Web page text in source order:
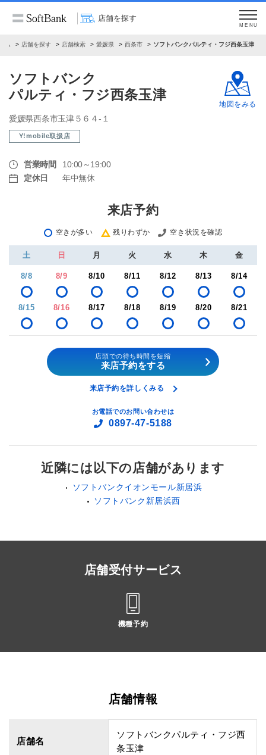
店舗を探す
MENU
ム 店舗を探す 店舗検索 愛媛県 西条市 ソフトバンクパルティ・フジ西条玉津
ソフトバンク
パルティ・フジ西条玉津
愛媛県西条市玉津５６４‐１
Y!mobile取扱店
営業時間
10:00～19:00
定休日
年中無休
地図をみる
来店予約
空きが多い 残りわずか 空き状況を確認
土 日 月 火 水 木 金
8/8 8/9 8/10 8/11 8/12 8/13 8/14
8/15 8/16 8/17 8/18 8/19 8/20 8/21
店頭での待ち時間を短縮
来店予約をする
来店予約を詳しくみる
お電話でのお問い合わせは
0897-47-5188
近隣には以下の店舗があります
ソフトバンクイオンモール新居浜
ソフトバンク新居浜西
店舗受付サービス
機種予約
店舗情報
店舗名
ソフトバンクパルティ・フジ西
条玉津